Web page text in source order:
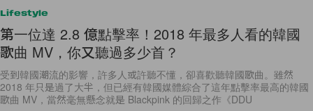
Lifestyle
第一位達 2.8 億點擊率！2018 年最多人看的韓國
歌曲 MV，你又聽過多少首？
受到韓國潮流的影響，許多人或許聽不懂，卻喜歡聽韓國歌曲。雖然
2018 年只是過了大半，但已經有韓國媒體綜合了這年點擊率最高的韓國
歌曲 MV，當然毫無懸念就是 Blackpink 的回歸之作《DDU